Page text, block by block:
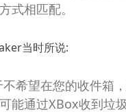
式相匹配。
当时所说:
不希望在您的收件箱
能通过XBox收到垃